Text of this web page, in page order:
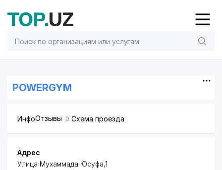
POWERGYM
ИнфоОтзывы 0 Схема проезда
Адрес
Улица Мухаммада Юсуфа,1